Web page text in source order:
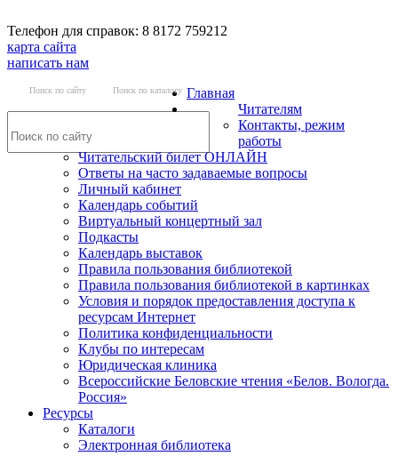
Телефон для справок: 8 8172 759212
карта сайта
написать нам
Поиск по сайту Поиск по каталогу Главная
Читателям
Контакты, режим
работы
Читательский билет ОНЛАЙН
Ответы на часто задаваемые вопросы
Личный кабинет
Календарь событий
Виртуальный концертный зал
Подкасты
Календарь выставок
Правила пользования библиотекой
Правила пользования библиотекой в картинках
Условия и порядок предоставления доступа к
ресурсам Интернет
Политика конфиденциальности
Клубы по интересам
Юридическая клиника
Всероссийские Беловские чтения «Белов. Вологда.
Россия»
Ресурсы
Каталоги
Электронная библиотека